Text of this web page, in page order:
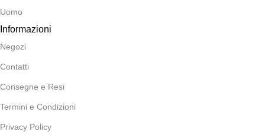
Uomo
Informazioni
Negozi
Contatti
Consegne e Resi
Termini e Condizioni
Privacy Policy